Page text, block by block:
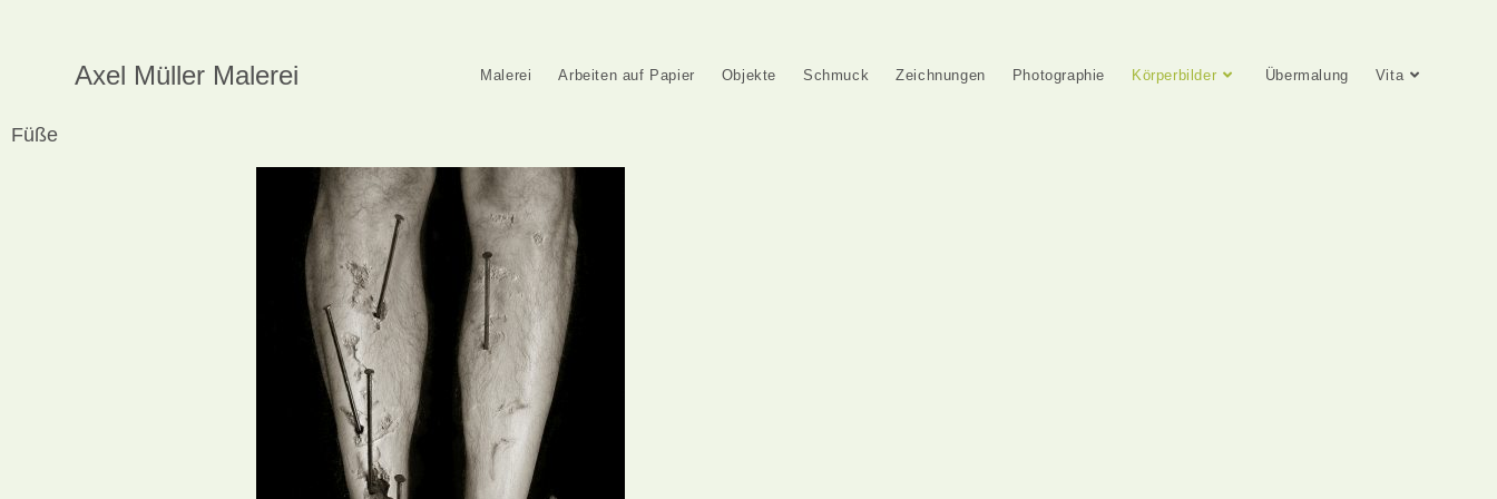
Axel Müller Malerei Malerei Arbeiten auf Papier Objekte Schmuck Zeichnungen Photographie Körperbilder Übermalung Vita
Füße​